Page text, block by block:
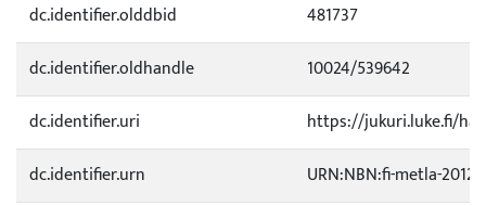
dc.identifier.olddbid
481737
dc.identifier.oldhandle
10024/539642
dc.identifier.uri
https://jukuri.luke.fi/
dc.identifier.urn
URN:NBN:fi-metla-